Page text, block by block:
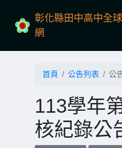
彰化縣田中高中全
網
首頁 公告列表 公
113學年
核紀錄公